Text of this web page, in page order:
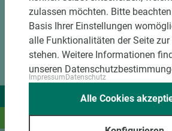
Wir liefern Ideen.
Und das passende Holz dazu.
zulassen möchten. Bitte
Basis Ihrer Einstellungen
alle Funktionalitäten der Seite
stehen. Weitere Informationen
unseren
ImpressumDatenschutz
Alle Cookies